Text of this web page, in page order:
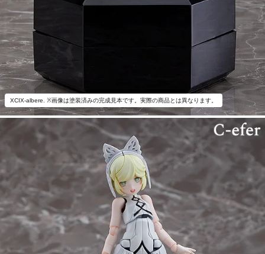
XCIX-albere. ※画像は塗装済みの完成見本です。実際の商品とは異なります。